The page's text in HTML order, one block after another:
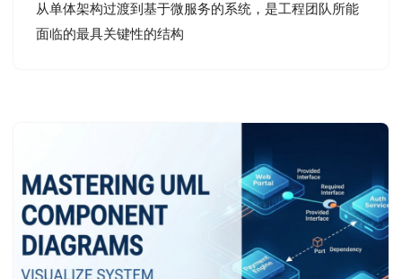
从单体架构过渡到基于微服务的系统，是工程团队所能
面临的最具关键性的结构